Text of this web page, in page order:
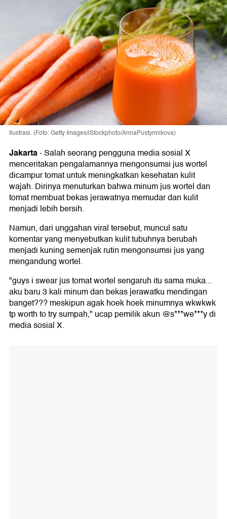
Ilustrasi. (Foto: Getty Images/iStockphoto/AnnaPustynnikova)
Jakarta-Salah seorang pengguna media sosial X
menceritakan pengalamannya mengonsumsi jus wortel
dicampur tomat untuk meningkatkan kesehatan kulit
wajah. Dirinya menuturkan bahwa minum jus wortel dan
tomat membuat bekas jerawatnya memudar dan kulit
menjadi lebih bersih.
Namun, dari unggahan viral tersebut, muncul satu
komentar yang menyebutkan kulit tubuhnya berubah
menjadi kuning semenjak rutin mengonsumsi jus yang
mengandung wortel.
"guys i swear jus tomat wortel sengaruh itu sama muka...
aku baru 3 kali minum dan bekas jerawatku mendingan
banget??? meskipun agak hoek hoek minumnya wkwkwk
tp worth to try sumpah," ucap pemilik akun @s***we***y di
media sosial X.